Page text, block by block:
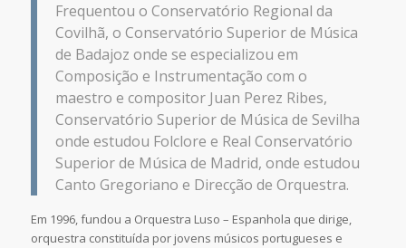
Frequentou o Conservatório Regional da
Covilhã, o Conservatório Superior de Música
de Badajoz onde se especializou em
Composição e Instrumentação com o
maestro e compositor Juan Perez Ribes,
Conservatório Superior de Música de Sevilha
onde estudou Folclore e Real Conservatório
Superior de Música de Madrid, onde estudou
Canto Gregoriano e Direcção de Orquestra.
Em 1996, fundou a Orquestra Luso – Espanhola que dirige,
orquestra constituída por jovens músicos portugueses e